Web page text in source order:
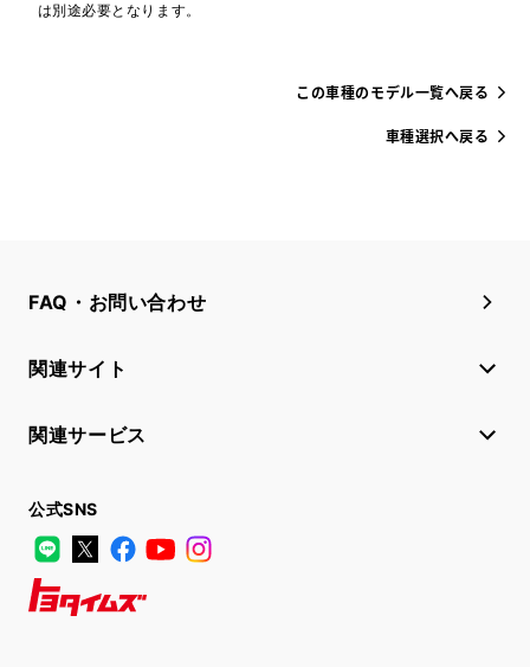
は別途必要となります。
この車種のモデル一覧へ戻る
車種選択へ戻る
FAQ・お問い合わせ
関連サイト
関連サービス
公式SNS
LINE
X FacebookYouTube